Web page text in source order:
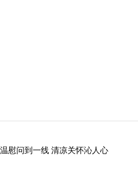
慰问到一线 清凉关怀沁人心